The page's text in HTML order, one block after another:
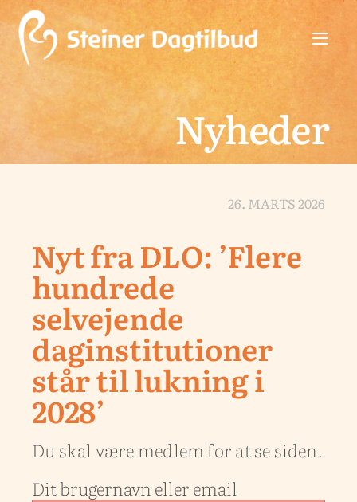
Skip
to
content
Inspiration
Netværk
Praktisk
Log ud
Nyheder
26. MARTS 2026
Nyt fra DLO: ’Flere
hundrede
selvejende
daginstitutioner
står til lukning i
2028’
Du skal være medlem for at se siden.
Dit brugernavn eller email